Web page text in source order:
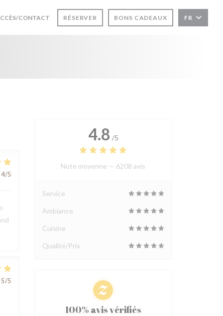
UNE NOUVELLE FENÊTRE))
CONTACT RÉSERVER BONS CADEAUX FR
4/5
5/5
4.8 /5
Note moyenne — 6208 avis
Service
Ambiance
Cuisine
Qualité/Prix
100% avis vérifiés